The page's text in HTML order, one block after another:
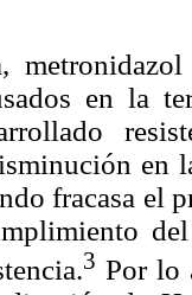
en la
en
fracasa el
3 Por lo